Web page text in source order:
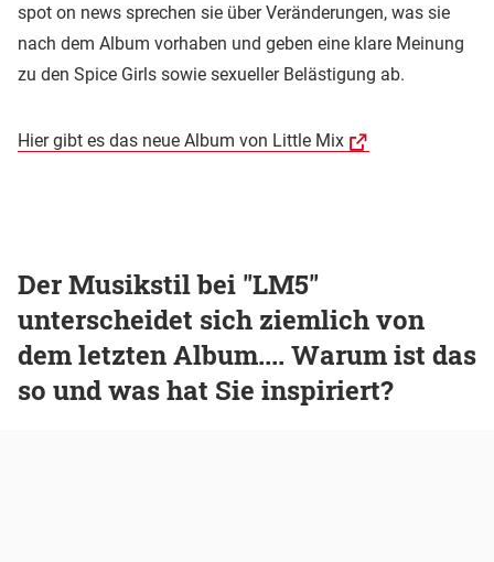
spot on news sprechen sie über Veränderungen, was sie
nach dem Album vorhaben und geben eine klare Meinung
zu den Spice Girls sowie sexueller Belästigung ab.
Hier gibt es das neue Album von Little Mix
Der Musikstil bei "LM5"
unterscheidet sich ziemlich von
dem letzten Album.... Warum ist das
so und was hat Sie inspiriert?